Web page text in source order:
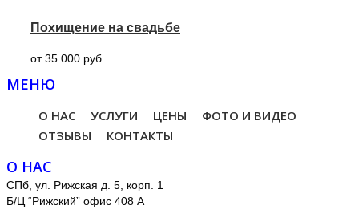
Похищение на свадьбе
от 35 000 руб.
МЕНЮ
О НАС УСЛУГИ ЦЕНЫ
ФОТО И ВИДЕО
ОТЗЫВЫ
КОНТАКТЫ
О НАС
СПб, ул. Рижская д. 5, корп. 1
Б/Ц “Рижский” офис 408 А